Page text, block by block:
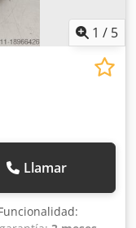
1 / 5
Llamar